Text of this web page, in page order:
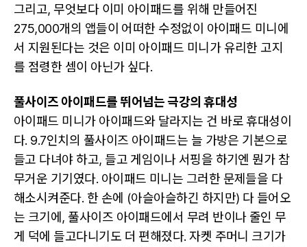
그리고, 무엇보다 이미 아이패드를 위해 만들어진
275,000개의 앱들이 어떠한 수정없이 아이패드 미니에
서 지원된다는 것은 이미 아이패드 미니가 유리한 고지
를 점령한 셈이 아닌가 싶다.
풀사이즈 아이패드를 뛰어넘는 극강의 휴대성
아이패드 미니가 아이패드와 달라지는 건 바로 휴대성이
다. 9.7인치의 풀사이즈 아이패드는 늘 가방은 기본으로
들고 다녀야 하고, 들고 게임이나 서핑을 하기엔 뭔가 참
무거운 기기였다. 아이패드 미니는 그러한 문제들을 다
해소시켜준다. 한 손에 (아슬아슬하긴 하지만) 다 들어오
는 크기에, 풀사이즈 아이패드에서 무려 반이나 줄인 무
게 덕에 들고다니기도 더 편해졌다. 자켓 주머니 크기가